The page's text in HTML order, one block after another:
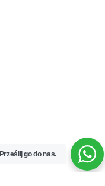
Prześlij go do nas.